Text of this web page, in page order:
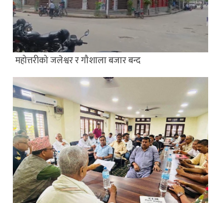
महोत्तरीको जलेश्वर र गौशाला बजार बन्द